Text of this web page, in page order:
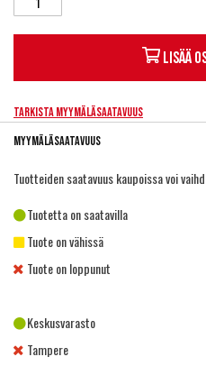
Lisää
Tarkista myymäläsaatavuus
Myymäläsaatavuus
Tuotteiden saatavuus kaupoissa voi
Tuotetta on saatavilla
Tuote on vähissä
Tuote on loppunut
Keskusvarasto
Tampere